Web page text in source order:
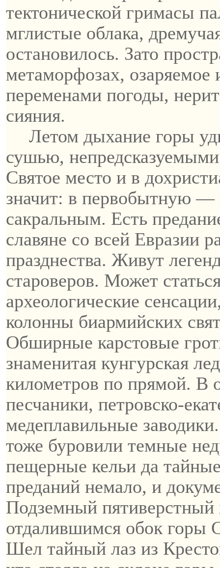
тектонической гримасы
мглистые облака,
остановилось. Зато
метаморфозах, озаряемое
переменами погоды,
сияния.
Летом дыхание горы
сушью,
Святое место и в
значит: в первобытную —
сакральным. Есть
славяне со всей Евразии
празднества. Живут
староверов. Может
археологические
колонны биармийских
Обширные карстовые
знаменитая кунгурская
километров по прямой. В
песчаники, петровско-
медеплавильные
тоже буровили темные
пещерные кельи да
преданий немало, и
Подземный пятиверстный
отдалившимся обок горы
Шел тайный лаз из